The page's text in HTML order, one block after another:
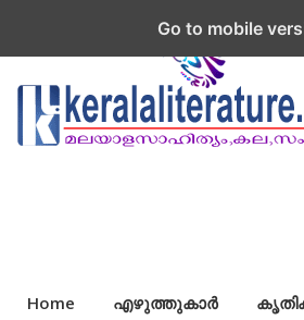
Home എഴുത്തുകാര്‍
Go to mobile